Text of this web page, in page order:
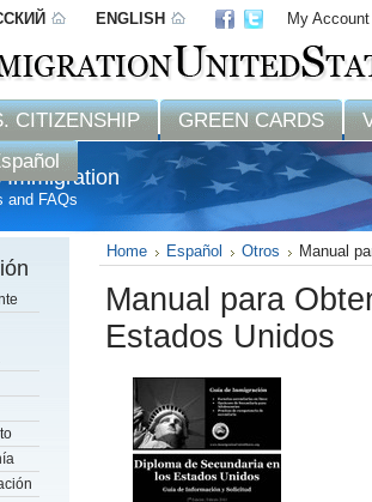
ENGLISH
My Account
CITIZENSHIP GREEN CARDS
Immigration
and FAQs
Home Español Otros Manual
Manual para
Estados Unidos